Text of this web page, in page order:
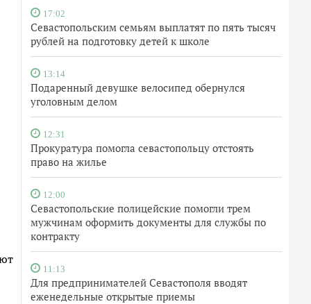
17:02
Севастопольским семьям выплатят по пять тысяч
рублей на подготовку детей к школе
13:14
Подаренный девушке велосипед обернулся
уголовным делом
12:31
Прокуратура помогла севастопольцу отстоять
право на жилье
12:00
Севастопольские полицейские помогли трем
мужчинам оформить документы для службы по
контракту
11:13
Для предпринимателей Севастополя вводят
еженедельные открытые приемы